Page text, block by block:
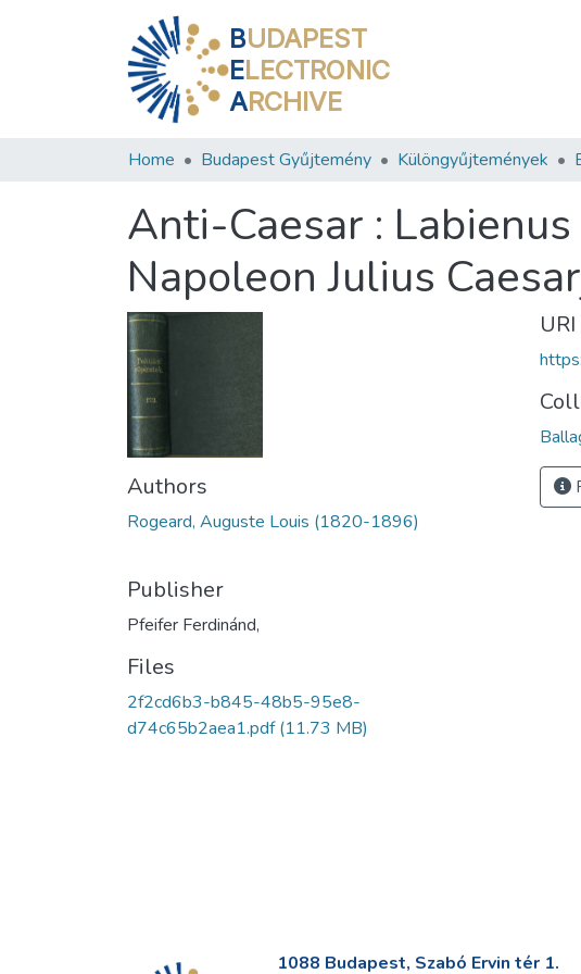
BUDAPEST
ELECTRONIC
ARCHIVE
Home Budapest Gyűjtemény Különgyűjtemények
Anti-Caesar :
Napoleon Julius
Authors
Rogeard, Auguste Louis (1820-1896)
Publisher
Pfeifer Ferdinánd,
Files
2f2cd6b3-b845-48b5-95e8-
d74c65b2aea1.pdf(11.73 MB)
URI
1088 Budapest, Szabó Ervin tér 1.